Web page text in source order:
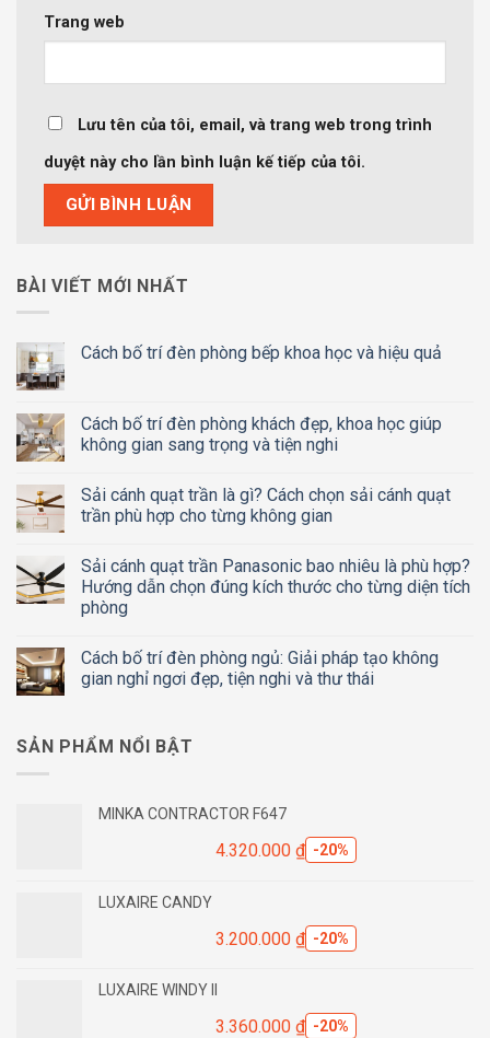
Trang web
Lưu tên của tôi, email, và trang web trong trình
duyệt này cho lần bình luận kế tiếp của tôi.
BÀI VIẾT MỚI NHẤT
Cách bố trí đèn phòng bếp khoa học và hiệu quả
Cách bố trí đèn phòng khách đẹp, khoa học giúp
không gian sang trọng và tiện nghi
Sải cánh quạt trần là gì? Cách chọn sải cánh quạt
trần phù hợp cho từng không gian
Sải cánh quạt trần Panasonic bao nhiêu là phù hợp?
Hướng dẫn chọn đúng kích thước cho từng diện tích
phòng
Cách bố trí đèn phòng ngủ: Giải pháp tạo không
gian nghỉ ngơi đẹp, tiện nghi và thư thái
SẢN PHẨM NỔI BẬT
MINKA CONTRACTOR F647
4.320.000 ₫ -20%
LUXAIRE CANDY
3.200.000 ₫ -20%
LUXAIRE WINDY II
3.360.000 ₫ -20%